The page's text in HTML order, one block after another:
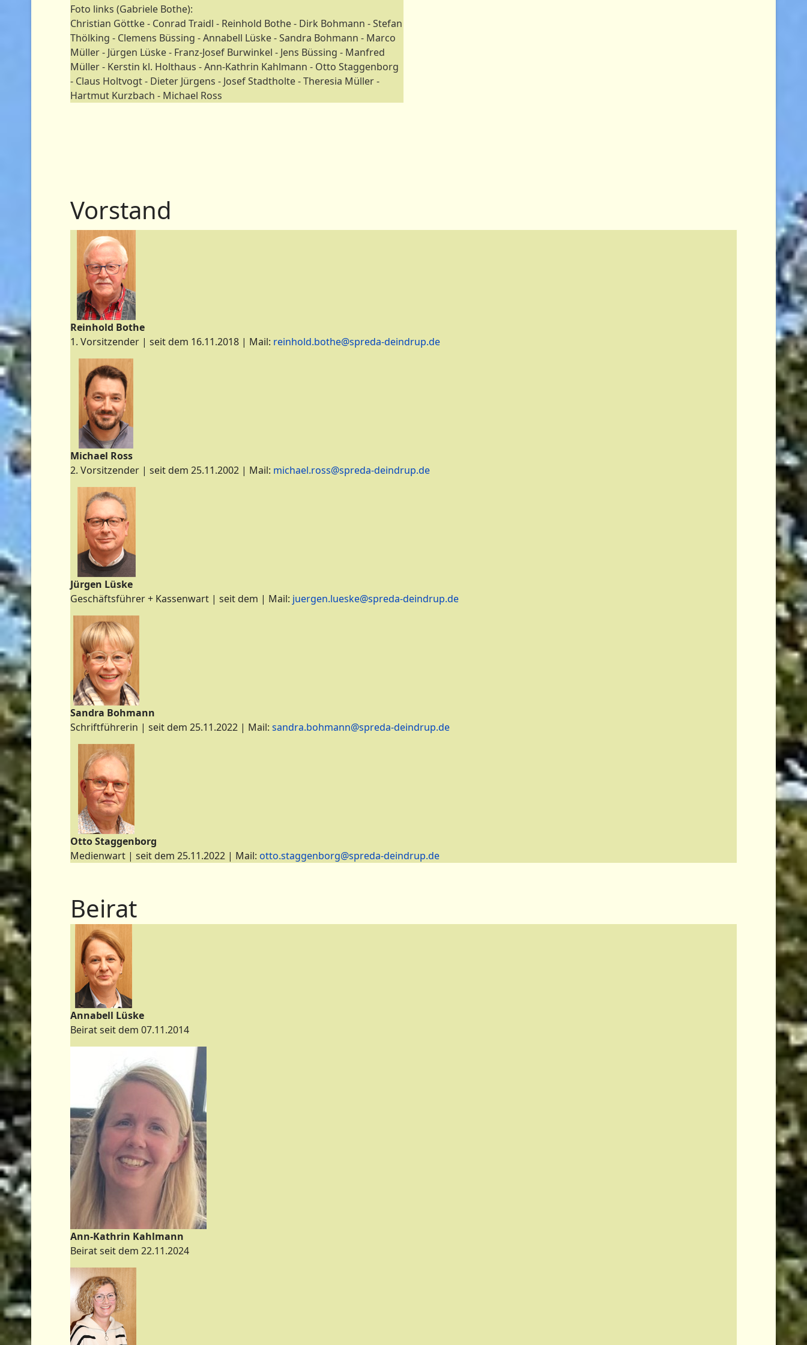
Foto links (Gabriele Bothe):
Christian Göttke - Conrad Traidl - Reinhold Bothe - Dirk Bohmann - Stefan
Thölking - Clemens Büssing - Annabell Lüske - Sandra Bohmann - Marco
Müller - Jürgen Lüske - Franz-Josef Burwinkel - Jens Büssing - Manfred
Müller - Kerstin kl. Holthaus - Ann-Kathrin Kahlmann - Otto Staggenborg
- Claus Holtvogt - Dieter Jürgens - Josef Stadtholte - Theresia Müller -
Hartmut Kurzbach - Michael Ross
Vorstand
Reinhold Bothe
1. Vorsitzender | seit dem 16.11.2018 | Mail: reinhold.bothe@spreda-deindrup.de
Michael Ross
2. Vorsitzender | seit dem 25.11.2002 | Mail: michael.ross@spreda-deindrup.de
Jürgen Lüske
Geschäftsführer + Kassenwart | seit dem | Mail: juergen.lueske@spreda-deindrup.de
Sandra Bohmann
Schriftführerin | seit dem 25.11.2022 | Mail: sandra.bohmann@spreda-deindrup.de
Otto Staggenborg
Medienwart | seit dem 25.11.2022 | Mail: otto.staggenborg@spreda-deindrup.de
Beirat
Annabell Lüske
Beirat seit dem 07.11.2014
Ann-Kathrin Kahlmann
Beirat seit dem 22.11.2024